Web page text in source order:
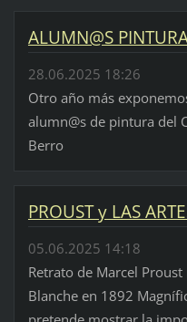
ALUMN@S
28.06.2025 18:26
Otro año más
alumn@s de pintura del
Berro
PROUST y LAS
05.06.2025 14:18
Retrato de Marcel
Blanche en 1892